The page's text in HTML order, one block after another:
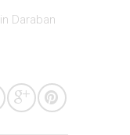
Daraban